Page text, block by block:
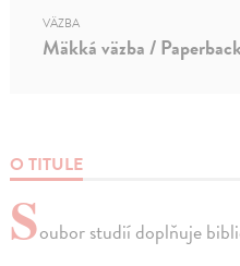
O TITULE
Soubor studií doplňuje
VÄZBA
Mäkká väzba /